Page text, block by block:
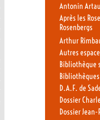
Antonin
Après les
Rosenbergs
Arthur
Autres
Bibliothèque
Bibliothèques
D.A.F. de
Dossier
Dossier